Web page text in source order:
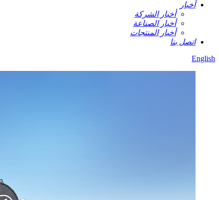
أخبار
أخبار الشركة
أخبار الصناعة
أخبار المنتجات
اتصل بنا
English